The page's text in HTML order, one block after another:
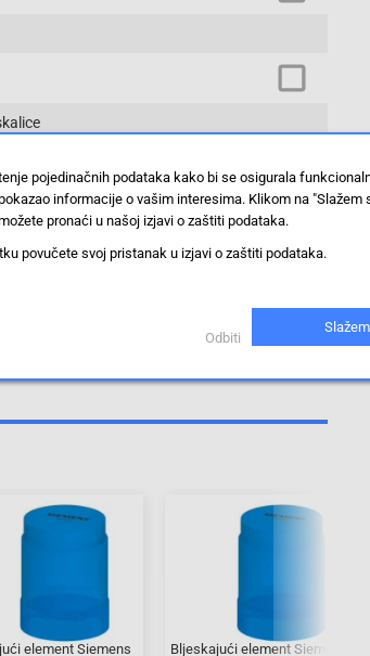
Prikaži proizvode sa istim vrijednostima
element Siemens
Bljeskajući element Siemens
pojedinačnih podataka kako bi se osigurala
informacije o vašim interesima. Klikom na "Slažem
pronaći u našoj izjavi o zaštiti podataka.
povučete svoj pristanak u izjavi o zaštiti podataka.
Odbiti